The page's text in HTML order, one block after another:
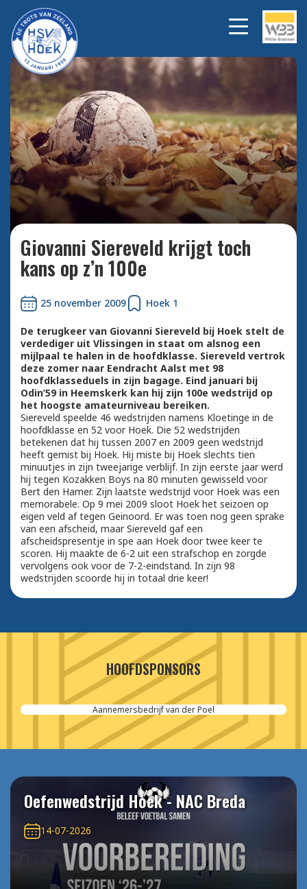
Bekijk alle foto's
Giovanni Siereveld krijgt toch
kans op z’n 100e
25 november 2009 Hoek 1
De terugkeer van Giovanni Siereveld bij Hoek stelt de
verdediger uit Vlissingen in staat om alsnog een
mijlpaal te halen in de hoofdklasse. Siereveld vertrok
deze zomer naar Eendracht Aalst met 98
hoofdklasseduels in zijn bagage. Eind januari bij
Odin’59 in Heemskerk kan hij zijn 100e wedstrijd op
het hoogste amateurniveau bereiken.
Siereveld speelde 46 wedstrijden namens Kloetinge in de
hoofdklasse en 52 voor Hoek. Die 52 wedstrijden
betekenen dat hij tussen 2007 en 2009 geen wedstrijd
heeft gemist bij Hoek. Hij miste bij Hoek slechts tien
minuutjes in zijn tweejarige verblijf. In zijn eerste jaar werd
hij tegen Kozakken Boys na 80 minuten gewisseld voor
Bert den Hamer. Zijn laatste wedstrijd voor Hoek was een
memorabele. Op 9 mei 2009 sloot Hoek het seizoen op
eigen veld af tegen Geinoord. Er was toen nog geen sprake
van een afscheid, maar Siereveld gaf een
afscheidspresentje in spe aan Hoek door twee keer te
scoren. Hij maakte de 6-2 uit een strafschop en zorgde
vervolgens ook voor de 7-2-eindstand. In zijn 98
wedstrijden scoorde hij in totaal drie keer!
HOOFDSPONSORS
Aannemersbedrijf van der Poel
Oefenwedstrijd Hoek - NAC Breda
14-07-2026